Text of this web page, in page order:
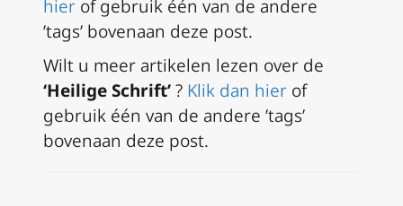
hier of gebruik één van de andere
’tags’ bovenaan deze post.
Wilt u meer artikelen lezen over de
‘Heilige Schrift’? Klik dan hier of
gebruik één van de andere ’tags’
bovenaan deze post.